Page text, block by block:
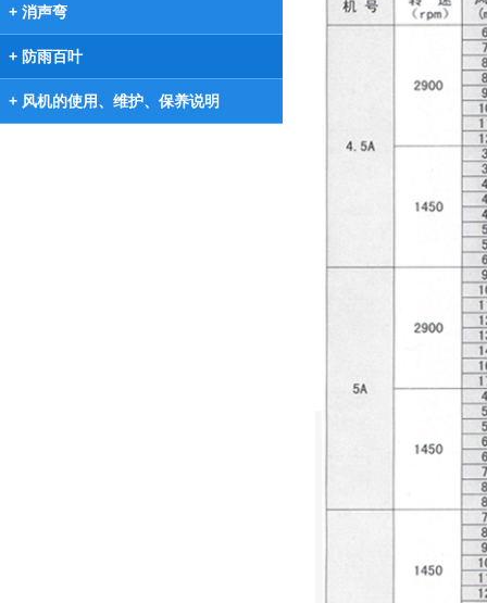
+ 消声弯
+ 防雨百叶
+ 风机的使用、维护、保养说明